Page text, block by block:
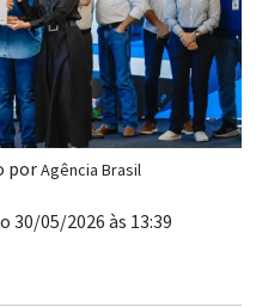
porAgência Brasil
30/05/2026 às 13:39